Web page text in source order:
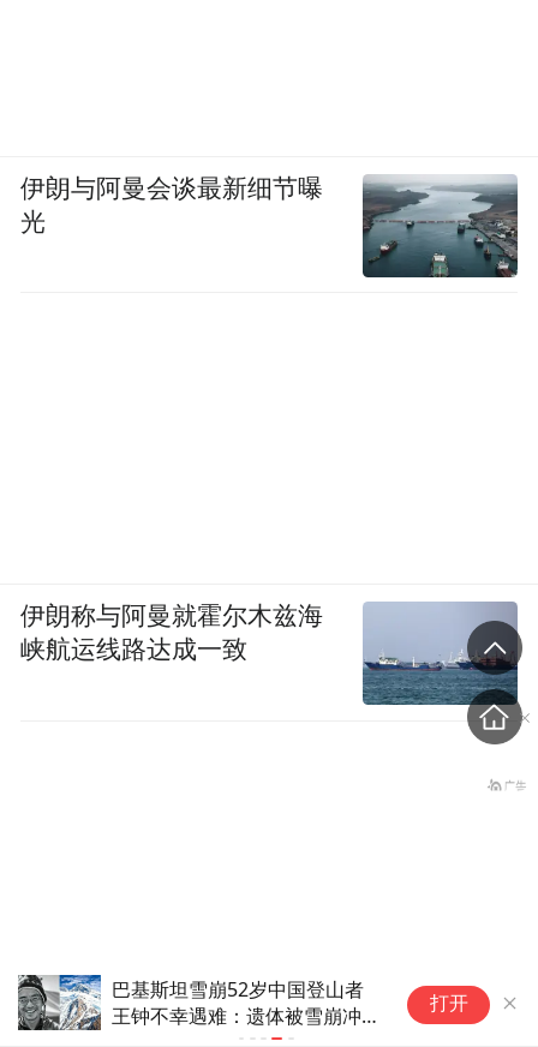
巴基斯坦雪崩52岁中国登山者
王钟不幸遇难：遗体被雪崩冲到
千米之下，已运回营地，事发前
打开
伊朗与阿曼会谈最新细节曝
光
伊朗称与阿曼就霍尔木兹海
峡航运线路达成一致